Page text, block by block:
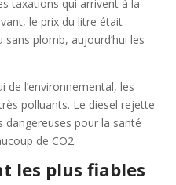
taxations qui arrivent à la
le prix du litre était
plomb, aujourd’hui les
de l’environnemental, les
polluants. Le diesel rejette
pour la santé
de CO2.
les plus fiables